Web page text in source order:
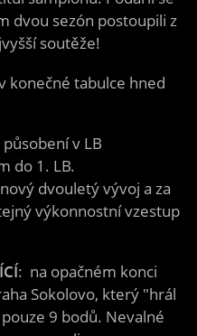
dvou sezón postoupili z
soutěže!
konečné tabulce hned
v LB
do 1. LB.
dvouletý vývoj a za
výkonnostní vzestup
: na opačném konci
Sokolovo, který "hrál
9 bodů. Nevalné